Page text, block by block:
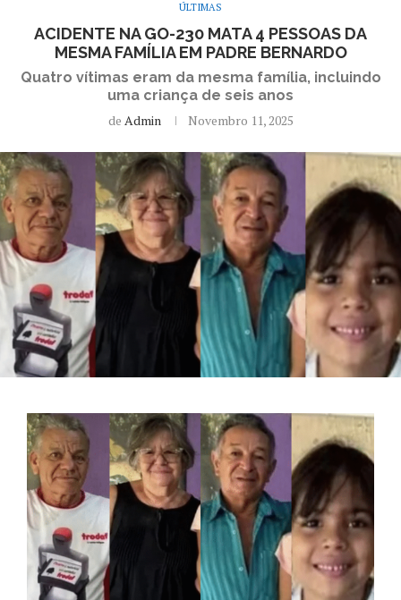
ÚLTIMAS
ACIDENTE NA GO-230 MATA 4 PESSOAS DA
MESMA FAMÍLIA EM PADRE BERNARDO
Quatro vítimas eram da mesma família, incluindo
uma criança de seis anos
de Admin Novembro 11, 2025